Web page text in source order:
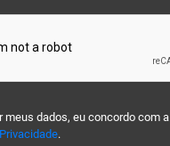
meus dados, eu concordo com a
.